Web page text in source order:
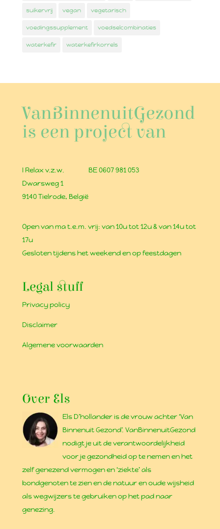
suikervrij vegan vegetarisch
voedingssupplement voedselcombinaties
waterkefir waterkefirkorrels
VanBinnenuitGezond
is een project van
I Relax v.z.w.
Dwarsweg 1
9140 Tielrode, België
BE 0607 981 053
Open van ma t.e.m. vrij: van 10u tot 12u & van 14u tot
17u
Gesloten tijdens het weekend en op feestdagen
Legal stuff
Privacy policy
Disclaimer
Algemene voorwaarden
Over Els
Els D’hollander is de vrouw achter ‘Van
Binnenuit Gezond’. VanBinnenuitGezond
nodigt je uit de verantwoordelijkheid
voor je gezondheid op te nemen en het
zelf genezend vermogen en ‘ziekte’ als
bondgenoten te zien en de natuur en oude wijsheid
als wegwijzers te gebruiken op het pad naar
genezing.